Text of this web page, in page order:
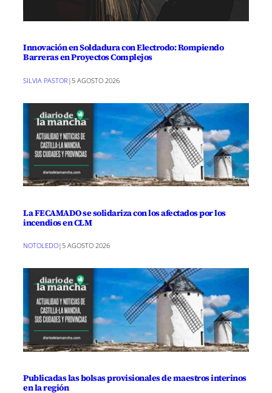
Innovación en Soldadura con Electrodo: Rompiendo
Barreras en Proyectos Complejos
SILVIA PASTOR |5 AGOSTO 2026
La FECAMADO se solidariza con los afectados por los
incendios en CLM
NOTOLEDO|5 AGOSTO 2026
Publicadas las bolsas provisionales de maestros interinos
en la región